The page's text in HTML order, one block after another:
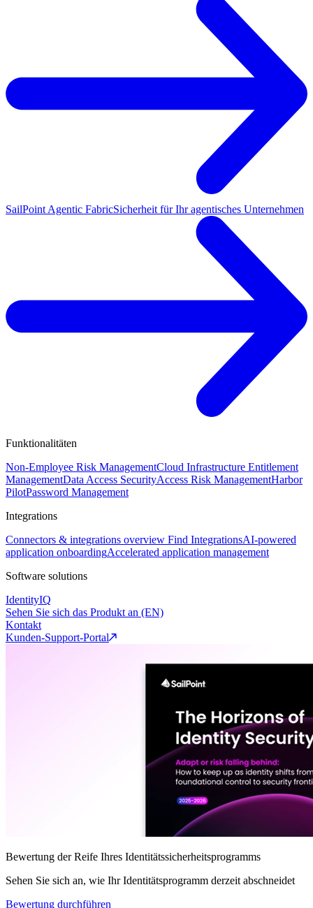
SailPoint Agentic FabricSicherheit für Ihr agentisches Unternehmen
Funktionalitäten
Non-Employee Risk ManagementCloud Infrastructure Entitlement
ManagementData Access SecurityAccess Risk ManagementHarbor
PilotPassword Management
Integrations
Connectors & integrations overview Find IntegrationsAI-powered
application onboardingAccelerated application management
Software solutions
IdentityIQ
Sehen Sie sich das Produkt an (EN)
Kontakt
Kunden-Support-Portal
Bewertung der Reife Ihres Identitätssicherheitsprogramms
Sehen Sie sich an, wie Ihr Identitätsprogramm derzeit abschneidet
Bewertung durchführen